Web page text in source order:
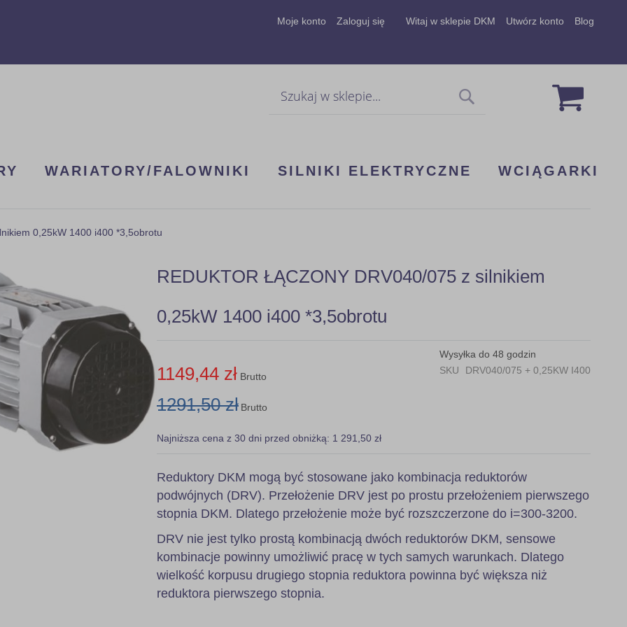
Moje konto Zaloguj się Witaj w sklepie DKM Utwórz konto Blog
Mój
WARIATORY/FALOWNIKI SILNIKI ELEKTRYCZNE WCIĄGARKI
0,25kW 1400 i400 *3,5obrotu
REDUKTOR ŁĄCZONY DRV040/075 z silnikiem
0,25kW 1400 i400 *3,5obrotu
Wysyłka do 48 godzin
SKU
DRV040/075 + 0,25KW I400
1149,44 zł Brutto
1291,50 zł Brutto
Najniższa cena z 30 dni przed obniżką: 1 291,50 zł
Reduktory DKM mogą być stosowane jako kombinacja reduktorów
podwójnych (DRV). Przełożenie DRV jest po prostu przełożeniem pierwszego
stopnia DKM. Dlatego przełożenie może być rozszczerzone do i=300-3200.
DRV nie jest tylko prostą kombinacją dwóch reduktorów DKM, sensowe
kombinacje powinny umożliwić pracę w tych samych warunkach. Dlatego
wielkość korpusu drugiego stopnia reduktora powinna być większa niż
reduktora pierwszego stopnia.